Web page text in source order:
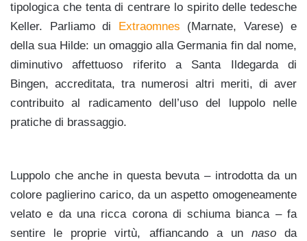
tipologica che tenta di centrare lo spirito delle tedesche
Keller. Parliamo di Extraomnes (Marnate, Varese) e
della sua Hilde: un omaggio alla Germania fin dal nome,
diminutivo affettuoso riferito a Santa Ildegarda di
Bingen, accreditata, tra numerosi altri meriti, di aver
contribuito al radicamento dell’uso del luppolo nelle
pratiche di brassaggio.
Luppolo che anche in questa bevuta – introdotta da un
colore paglierino carico, da un aspetto omogeneamente
velato e da una ricca corona di schiuma bianca – fa
sentire le proprie virtù, affiancando a un nasoda